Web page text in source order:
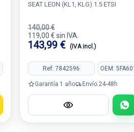
SEAT LEON (KL1, KLG) 1.5 ETSI
140,00 €
119,00 € sin IVA.
143,99 € (IVA incl.)
Ref: 7842596 OEM:
Garantía 1 año Envío 24-48h